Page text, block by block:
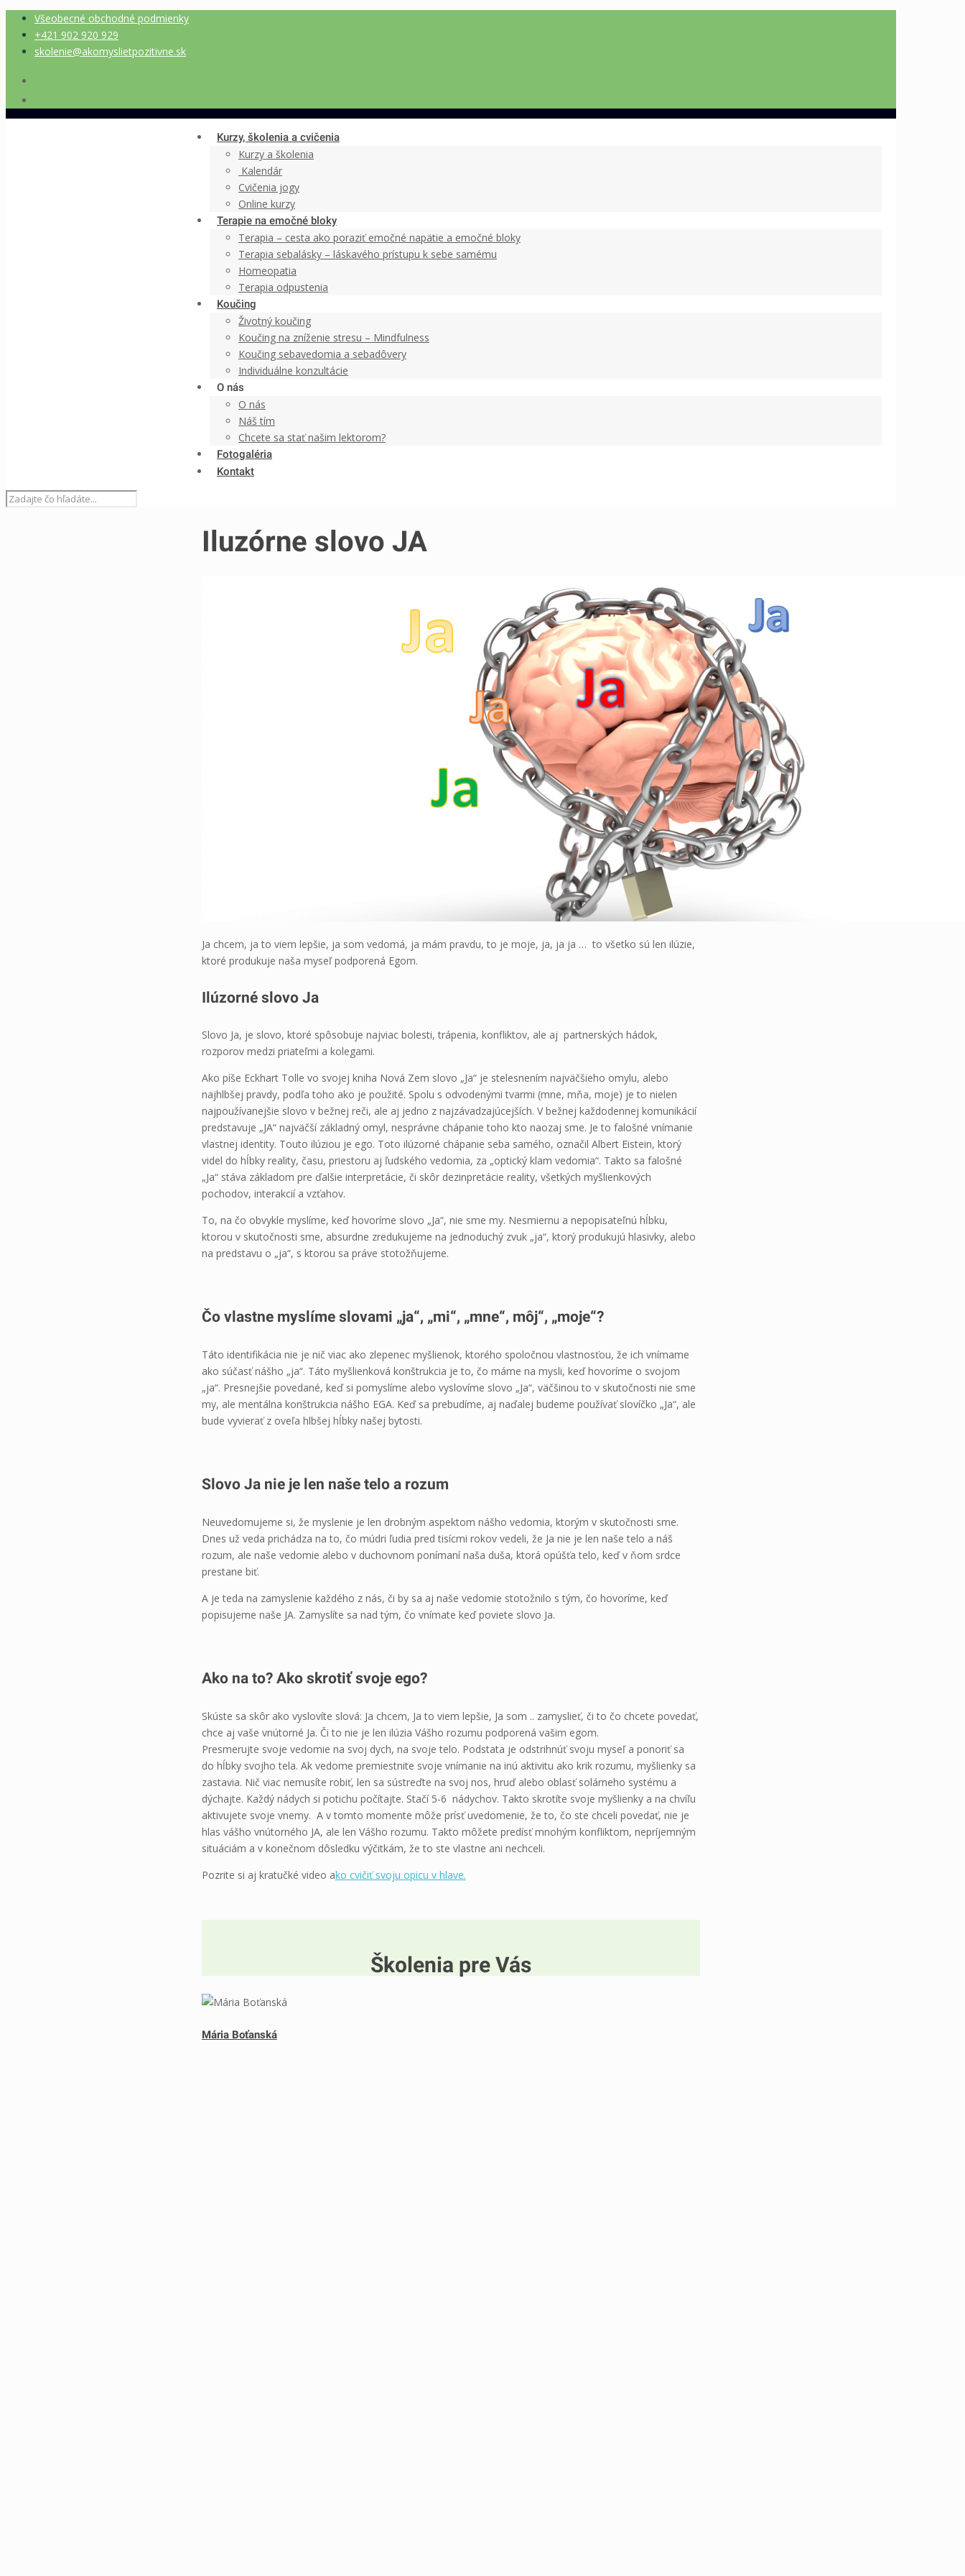
Všeobecné obchodné podmienky
+421 902 920 929
skolenie@akomyslietpozitivne.sk
Kurzy, školenia a cvičenia
Kurzy a školenia
Kalendár
Cvičenia jogy
Online kurzy
Terapie na emočné bloky
Terapia – cesta ako poraziť emočné napätie a emočné bloky
Terapia sebalásky – láskavého prístupu k sebe samému
Homeopatia
Terapia odpustenia
Koučing
Životný koučing
Koučing na zníženie stresu – Mindfulness
Koučing sebavedomia a sebadôvery
Individuálne konzultácie
O nás
O nás
Náš tím
Chcete sa stať našim lektorom?
Fotogaléria
Kontakt
Iluzórne slovo JA
Ja chcem, ja to viem lepšie, ja som vedomá, ja mám pravdu, to je moje, ja, ja ja … to všetko sú len ilúzie,
ktoré produkuje naša myseľ podporená Egom.
Ilúzorné slovo Ja
Slovo Ja, je slovo, ktoré spôsobuje najviac bolesti, trápenia, konfliktov, ale aj partnerských hádok,
rozporov medzi priateľmi a kolegami.
Ako píše Eckhart Tolle vo svojej kniha Nová Zem slovo „Ja“ je stelesnením najväčšieho omylu, alebo
najhlbšej pravdy, podľa toho ako je použité. Spolu s odvodenými tvarmi (mne, mňa, moje) je to nielen
najpoužívanejšie slovo v bežnej reči, ale aj jedno z najzávadzajúcejších. V bežnej každodennej komunikácií
predstavuje „JA“ najväčší základný omyl, nesprávne chápanie toho kto naozaj sme. Je to falošné vnímanie
vlastnej identity. Touto ilúziou je ego. Toto ilúzorné chápanie seba samého, označil Albert Eistein, ktorý
videl do hĺbky reality, času, priestoru aj ľudského vedomia, za „optický klam vedomia“. Takto sa falošné
„Ja“ stáva základom pre ďalšie interpretácie, či skôr dezinpretácie reality, všetkých myšlienkových
pochodov, interakcií a vzťahov.
To, na čo obvykle myslíme, keď hovoríme slovo „Ja“, nie sme my. Nesmiernu a nepopisateľnú hĺbku,
ktorou v skutočnosti sme, absurdne zredukujeme na jednoduchý zvuk „ja“, ktorý produkujú hlasivky, alebo
na predstavu o „ja“, s ktorou sa práve stotožňujeme.
Čo vlastne myslíme slovami „ja“, „mi“, „mne“, môj“, „moje“?
Táto identifikácia nie je nič viac ako zlepenec myšlienok, ktorého spoločnou vlastnosťou, že ich vnímame
ako súčasť nášho „ja“. Táto myšlienková konštrukcia je to, čo máme na mysli, keď hovoríme o svojom
„ja“. Presnejšie povedané, keď si pomyslíme alebo vyslovíme slovo „Ja“, väčšinou to v skutočnosti nie sme
my, ale mentálna konštrukcia nášho EGA. Keď sa prebudíme, aj naďalej budeme používať slovíčko „Ja“, ale
bude vyvierať z oveľa hlbšej hĺbky našej bytosti.
Slovo Ja nie je len naše telo a rozum
Neuvedomujeme si, že myslenie je len drobným aspektom nášho vedomia, ktorým v skutočnosti sme.
Dnes už veda prichádza na to, čo múdri ľudia pred tisícmi rokov vedeli, že Ja nie je len naše telo a náš
rozum, ale naše vedomie alebo v duchovnom ponímaní naša duša, ktorá opúšťa telo, keď v ňom srdce
prestane biť.
A je teda na zamyslenie každého z nás, či by sa aj naše vedomie stotožnilo s tým, čo hovoríme, keď
popisujeme naše JA. Zamyslíte sa nad tým, čo vnímate keď poviete slovo Ja.
Ako na to? Ako skrotiť svoje ego?
Skúste sa skôr ako vyslovíte slová: Ja chcem, Ja to viem lepšie, Ja som .. zamyslieť, či to čo chcete povedať,
chce aj vaše vnútorné Ja. Či to nie je len ilúzia Vášho rozumu podporená vašim egom.
Presmerujte svoje vedomie na svoj dych, na svoje telo. Podstata je odstrihnúť svoju myseľ a ponoriť sa
do hĺbky svojho tela. Ak vedome premiestnite svoje vnímanie na inú aktivitu ako krik rozumu, myšlienky sa
zastavia. Nič viac nemusíte robiť, len sa sústreďte na svoj nos, hruď alebo oblasť solárneho systému a
dýchajte. Každý nádych si potichu počítajte. Stačí 5-6 nádychov. Takto skrotíte svoje myšlienky a na chvíľu
aktivujete svoje vnemy. A v tomto momente môže prísť uvedomenie, že to, čo ste chceli povedať, nie je
hlas vášho vnútorného JA, ale len Vášho rozumu. Takto môžete predísť mnohým konfliktom, nepríjemným
situáciám a v konečnom dôsledku výčitkám, že to ste vlastne ani nechceli.
Pozrite si aj kratučké video ako cvičiť svoju opicu v hlave.
Školenia pre Vás
Mária Boťanská